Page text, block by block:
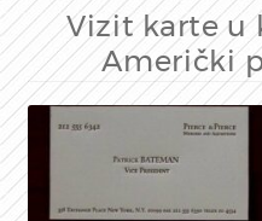
Vizit karte
Američki